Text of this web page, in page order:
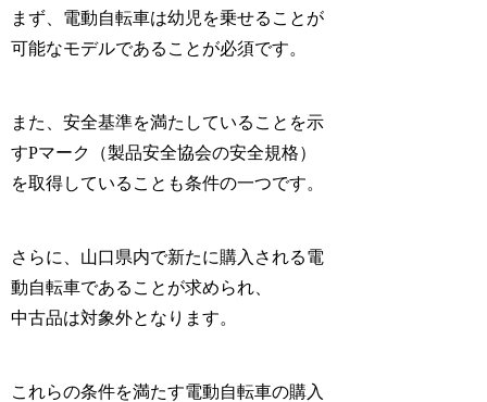
まず、電動自転車は幼児を乗せることが
可能なモデルであることが必須です。
また、安全基準を満たしていることを示
すPマーク（製品安全協会の安全規格）
を取得していることも条件の一つです。
さらに、山口県内で新たに購入される電
動自転車であることが求められ、
中古品は対象外となります。
これらの条件を満たす電動自転車の購入